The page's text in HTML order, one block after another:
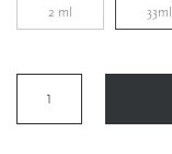
2 ml 33ml